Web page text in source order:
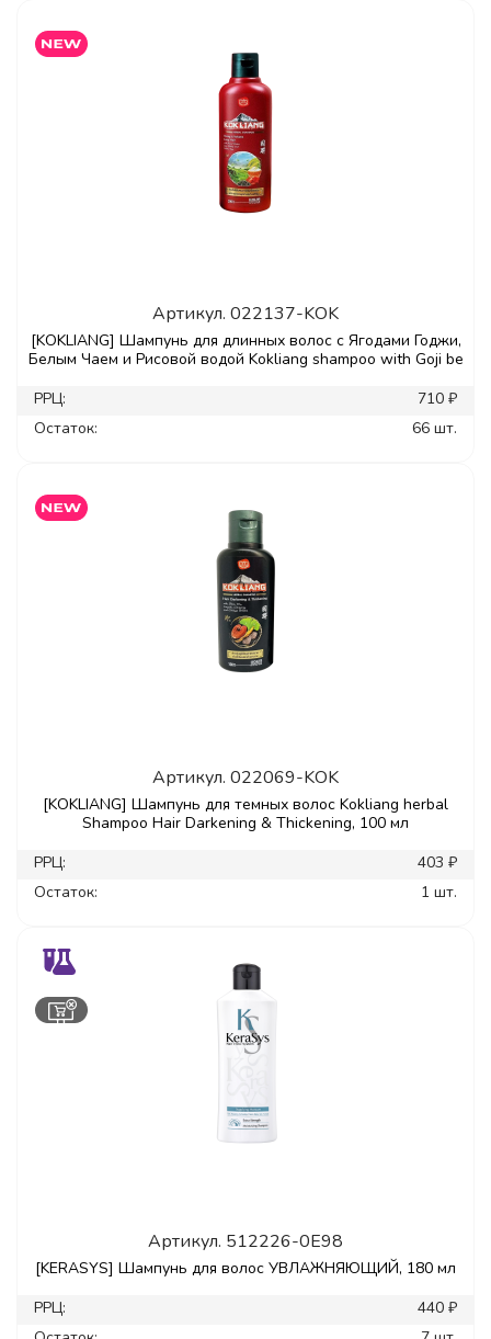
Артикул. 022137-KOK
[KOKLIANG] Шампунь для длинных волос с Ягодами Годжи,
Белым Чаем и Рисовой водой Kokliang shampoo with Goji be
РРЦ:
710 ₽
Остаток:
66 шт.
Артикул. 022069-KOK
[KOKLIANG] Шампунь для темных волос Kokliang herbal
Shampoo Hair Darkening & Thickening, 100 мл
РРЦ:
403 ₽
Остаток:
1 шт.
Артикул. 512226-0E98
[KERASYS] Шампунь для волос УВЛАЖНЯЮЩИЙ, 180 мл
РРЦ:
440 ₽